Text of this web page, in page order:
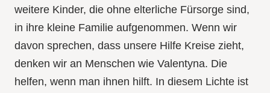
weitere Kinder, die ohne elterliche Fürsorge sind,
in ihre kleine Familie aufgenommen. Wenn wir
davon sprechen, dass unsere Hilfe Kreise zieht,
denken wir an Menschen wie Valentyna. Die
helfen, wenn man ihnen hilft. In diesem Lichte ist